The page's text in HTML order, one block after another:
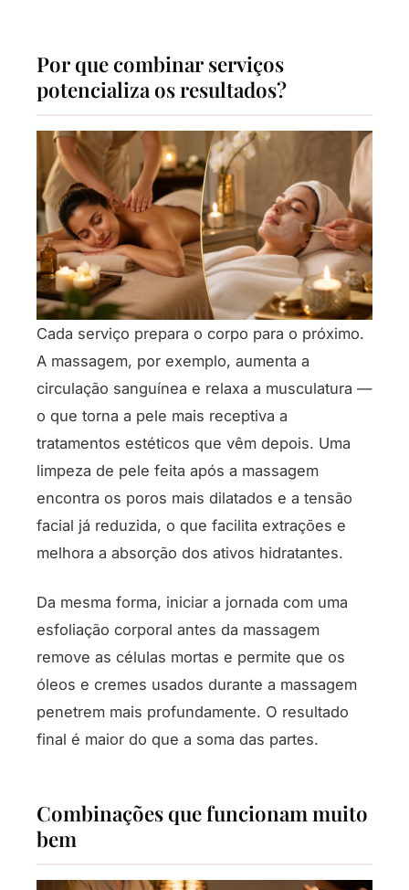
Por que combinar serviços
potencializa os resultados?
Cada serviço prepara o corpo para o próximo.
A massagem, por exemplo, aumenta a
circulação sanguínea e relaxa a musculatura —
o que torna a pele mais receptiva a
tratamentos estéticos que vêm depois. Uma
limpeza de pele feita após a massagem
encontra os poros mais dilatados e a tensão
facial já reduzida, o que facilita extrações e
melhora a absorção dos ativos hidratantes.
Da mesma forma, iniciar a jornada com uma
esfoliação corporal antes da massagem
remove as células mortas e permite que os
óleos e cremes usados durante a massagem
penetrem mais profundamente. O resultado
final é maior do que a soma das partes.
Combinações que funcionam muito
bem